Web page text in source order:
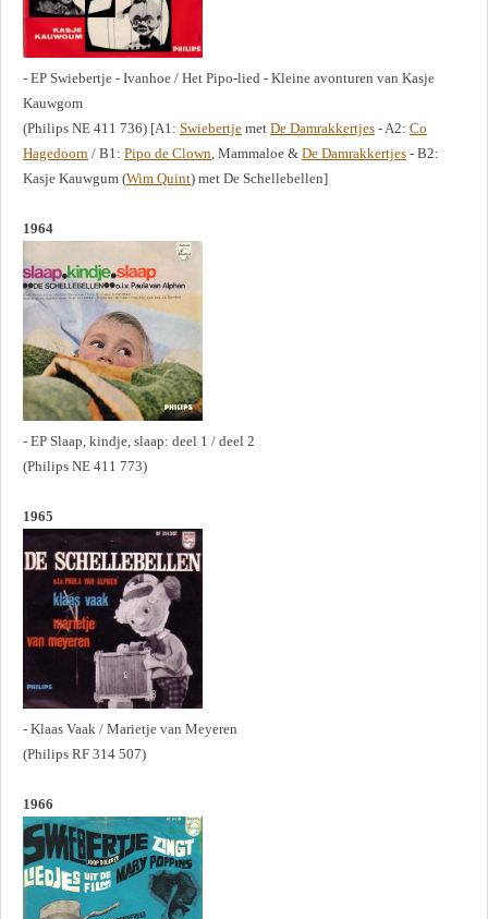
- EP Swiebertje - Ivanhoe / Het Pipo-lied - Kleine avonturen van Kasje
Kauwgom
(Philips NE 411 736) [A1: Swiebertje met De Damrakkertjes - A2: Co
Hagedoorn / B1: Pipo de Clown , Mammaloe & De Damrakkertjes - B2:
Kasje Kauwgum (Wim Quint) met De Schellebellen]
1964
- EP Slaap, kindje, slaap: deel 1 / deel 2
(Philips NE 411 773)
1965
- Klaas Vaak / Marietje van Meyeren
(Philips RF 314 507)
1966